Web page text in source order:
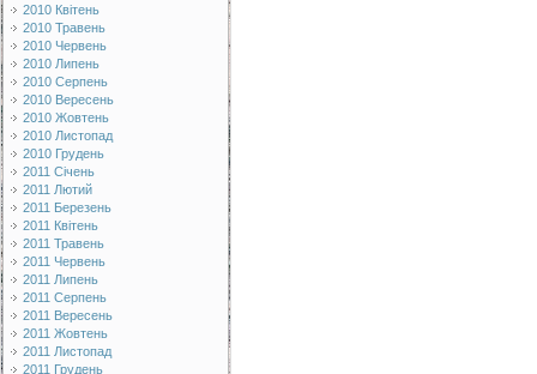
2010 Квітень
2010 Травень
2010 Червень
2010 Липень
2010 Серпень
2010 Вересень
2010 Жовтень
2010 Листопад
2010 Грудень
2011 Січень
2011 Лютий
2011 Березень
2011 Квітень
2011 Травень
2011 Червень
2011 Липень
2011 Серпень
2011 Вересень
2011 Жовтень
2011 Листопад
2011 Грудень